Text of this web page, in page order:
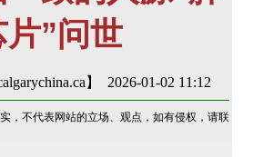
片”问世
】 2026-01-02 11:12
，不代表网站的立场、观点，如有侵权，请联